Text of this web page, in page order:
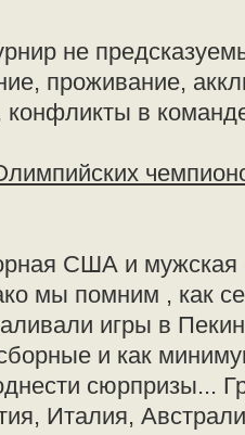
не
проживание,
в
США и мужская
мы помним , как
игры в
и как
сюрпризы...
Италия,